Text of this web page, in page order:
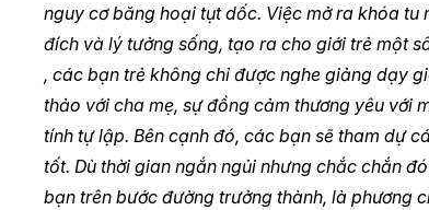
nguy cơ băng hoại tụt dốc. Việc mở ra khóa
đích và lý tưởng sống, tạo ra cho giới trẻ một
, các bạn trẻ không chỉ được nghe giảng dạy
thảo với cha mẹ, sự đồng cảm thương yêu với
tính tự lập. Bên cạnh đó, các bạn sẽ tham dự
tốt. Dù thời gian ngắn ngủi nhưng chắc chắn
bạn trên bước đường trưởng thành, là phương